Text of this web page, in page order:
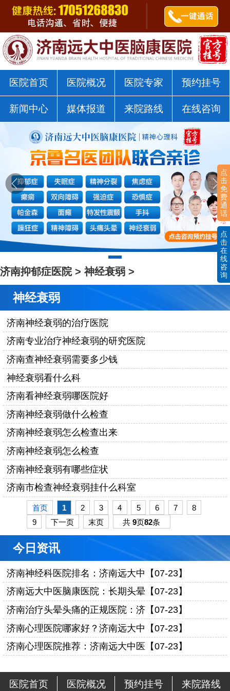
医院首页 医院概况 医院专家 预约挂号
新闻中心 媒体报道 来院路线 在线咨询
济南抑郁症医院>神经衰弱 >
神经衰弱
济南神经衰弱的治疗医院
济南专业治疗神经衰弱的研究医院
济南查神经衰弱需要多少钱
神经衰弱看什么科
济南看神经衰弱哪医院好
济南神经衰弱做什么检查
济南神经衰弱怎么检查出来
济南神经衰弱怎么检查
济南神经衰弱有哪些症状
济南市检查神经衰弱挂什么科室
首页 1 2 3 4 5 6 7
8
9
下一页 末页 共9页82条
今日资讯
济南神经科医院排名：济南远大中【07-23】
济南远大中医脑康医院：长期头晕【07-23】
济南治疗头晕头痛的正规医院：济【07-23】
济南心理医院哪家好？济南远大中【07-23】
济南心理医院推荐：济南远大中医【07-23】
医院首页 医院概况 预约挂号 来院路线
郭树杰医师
济南远大中医脑康医院戒瘾科
点击咨询
点
击
免
费
通
话
点
击
在
线
咨
询